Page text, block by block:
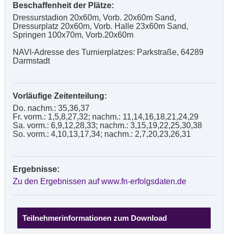
Beschaffenheit der Plätze:
Dressurstadion 20x60m, Vorb. 20x60m Sand,
Dressurplatz 20x60m, Vorb. Halle 23x60m Sand,
Springen 100x70m, Vorb.20x60m
NAVI-Adresse des Turnierplatzes: Parkstraße, 64289
Darmstadt
Vorläufige Zeitenteilung:
Do. nachm.: 35,36,37
Fr. vorm.: 1,5,8,27,32; nachm.: 11,14,16,18,21,24,29
Sa. vorm.: 6,9,12,28,33; nachm.: 3,15,19,22,25,30,38
So. vorm.: 4,10,13,17,34; nachm.: 2,7,20,23,26,31
Ergebnisse:
Zu den Ergebnissen auf www.fn-erfolgsdaten.de
Teilnehmerinformationen zum Download